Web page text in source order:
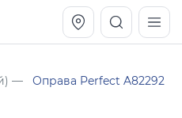
Оправа Perfect A82292